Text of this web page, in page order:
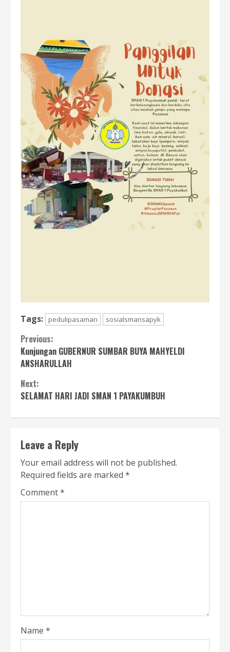
Tags: pedulipasaman sosialsmansapyk
Continue
Reading
Previous:
Kunjungan GUBERNUR SUMBAR BUYA MAHYELDI
ANSHARULLAH
Next:
SELAMAT HARI JADI SMAN 1 PAYAKUMBUH
Leave a Reply
Your email address will not be published.
Required fields are marked *
Comment*
Name *